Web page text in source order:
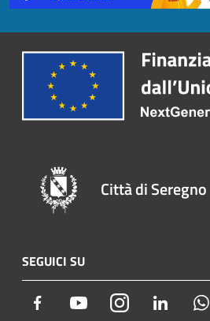
Città di Seregno
SEGUICI SU
Facebook YoutubeInstagram LinkedIn